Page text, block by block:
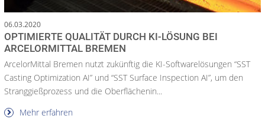
06.03.2020
OPTIMIERTE QUALITÄT DURCH KI-LÖSUNG BEI
ARCELORMITTAL BREMEN
ArcelorMittal Bremen nutzt zukünftig die KI-Softwarelösungen “SST
Casting Optimization AI” und “SST Surface Inspection AI”, um den
Stranggießprozess und die Oberflächenin...
Mehr erfahren